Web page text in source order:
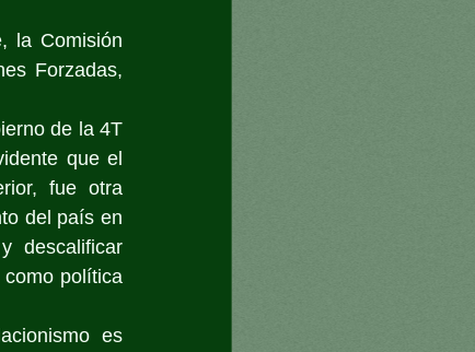
la Comisión
Forzadas,
de la 4T
que el
fue otra
del país en
descalificar
política
es